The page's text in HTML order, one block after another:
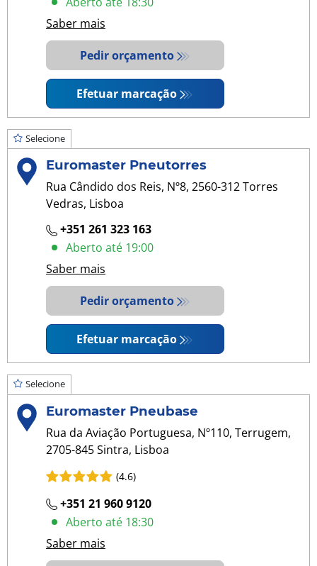
Saber mais
Pedir orçamento
Efetuar marcação
Selecione
Euromaster Pneutorres
Rua Cândido dos Reis, Nº8, 2560-312 Torres
Vedras, Lisboa
+351 261 323 163
Aberto até 19:00
Saber mais
Pedir orçamento
Efetuar marcação
Selecione
Euromaster Pneubase
Rua da Aviação Portuguesa, Nº110, Terrugem,
2705-845 Sintra, Lisboa
(4.6)
+351 21 960 9120
Aberto até 18:30
Saber mais